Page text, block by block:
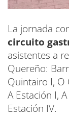
La jornada
circuito
asistentes a
Quereño:
Quintairo I, O
A Estación I,
Estación IV.